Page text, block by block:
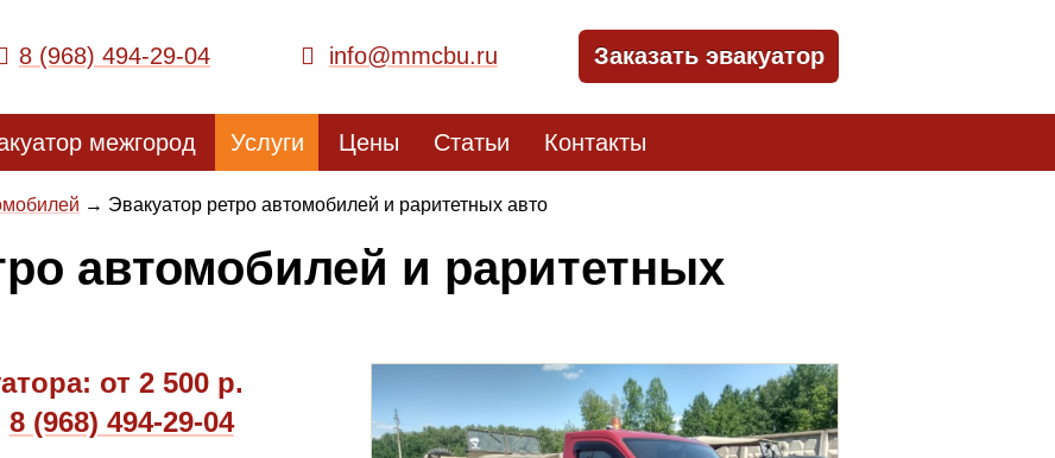
8 (968) 494-29-04 info@mmcbu.ru Заказать эвакуатор
межгород Услуги Цены Статьи Контакты
Эвакуатор ретро автомобилей и раритетных авто
автомобилей и раритетных
от 2 500 р.
8 (968) 494-29-04